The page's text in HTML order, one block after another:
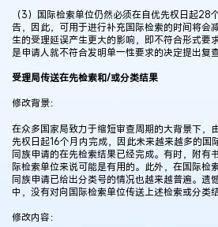
（3）国际检索单位仍然必须在自优先权日起28
告，因此，可用于进行补充国际检索的时间将会
生的受理延误产生更大的影响，即不符合形式要
是申请人就不符合发明单一性要求的决定提出复
受理局传送在先检索和/或分类结果
修改背景：
在众多国家局致力于缩短审查周期的大背景下，
先权日起16个月内完成，因此未来越来越多的国
同族申请的在先检索结果已经完成。有时，附有
际检索单位来说可能是有用的。此外，在国际检
同族申请已给出分类号的情况也越来越普遍。遗
中，没有对向国际检索单位传送上述检索或分类
修改内容：